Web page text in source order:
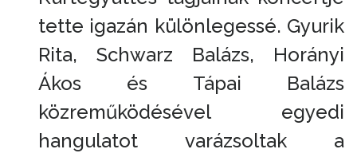
tette igazán különlegessé. Gyurik
Rita, Schwarz Balázs, Horányi
Ákos és Tápai Balázs
közreműködésével egyedi
hangulatot varázsoltak a